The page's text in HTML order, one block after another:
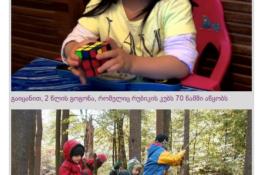
გაიცანით, 2 წლის გოგონა, რომელიც რუბიკის კუბს 70 წამში აწყობს